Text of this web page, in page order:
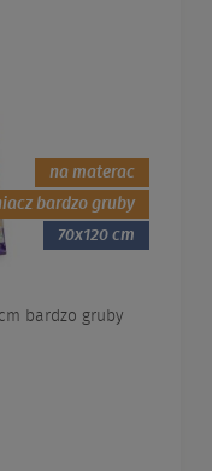
na materac
bardzo gruby
70x120 cm
bardzo gruby